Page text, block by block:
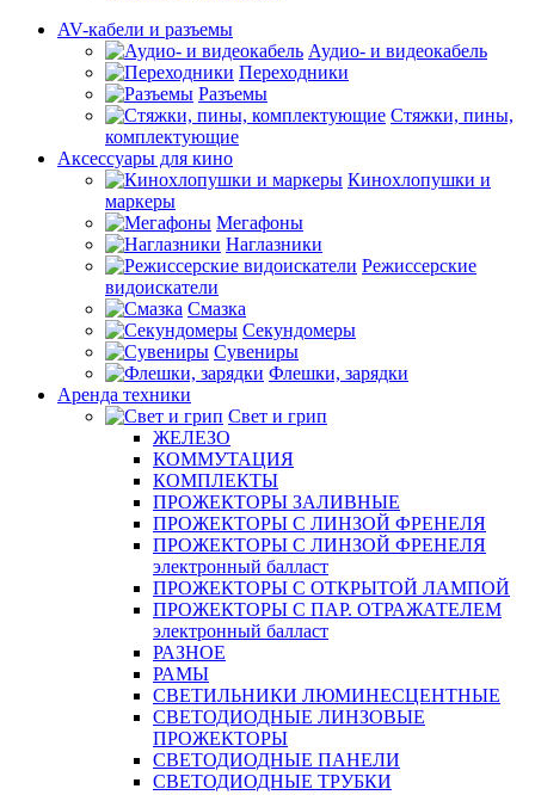
AV-кабели и разъемы
Аудио- и видеокабель
Переходники
Разъемы
Стяжки, пины,
комплектующие
Аксессуары для кино
Кинохлопушки и
маркеры
Мегафоны
Наглазники
Режиссерские
видоискатели
Смазка
Секундомеры
Сувениры
Флешки, зарядки
Аренда техники
Свет и грип
ЖЕЛЕЗО
КОММУТАЦИЯ
КОМПЛЕКТЫ
ПРОЖЕКТОРЫ ЗАЛИВНЫЕ
ПРОЖЕКТОРЫ С ЛИНЗОЙ ФРЕНЕЛЯ
ПРОЖЕКТОРЫ С ЛИНЗОЙ ФРЕНЕЛЯ
электронный балласт
ПРОЖЕКТОРЫ С ОТКРЫТОЙ ЛАМПОЙ
ПРОЖЕКТОРЫ С ПАР. ОТРАЖАТЕЛЕМ
электронный балласт
РАЗНОЕ
РАМЫ
СВЕТИЛЬНИКИ ЛЮМИНЕСЦЕНТНЫЕ
СВЕТОДИОДНЫЕ ЛИНЗОВЫЕ
ПРОЖЕКТОРЫ
СВЕТОДИОДНЫЕ ПАНЕЛИ
СВЕТОДИОДНЫЕ ТРУБКИ